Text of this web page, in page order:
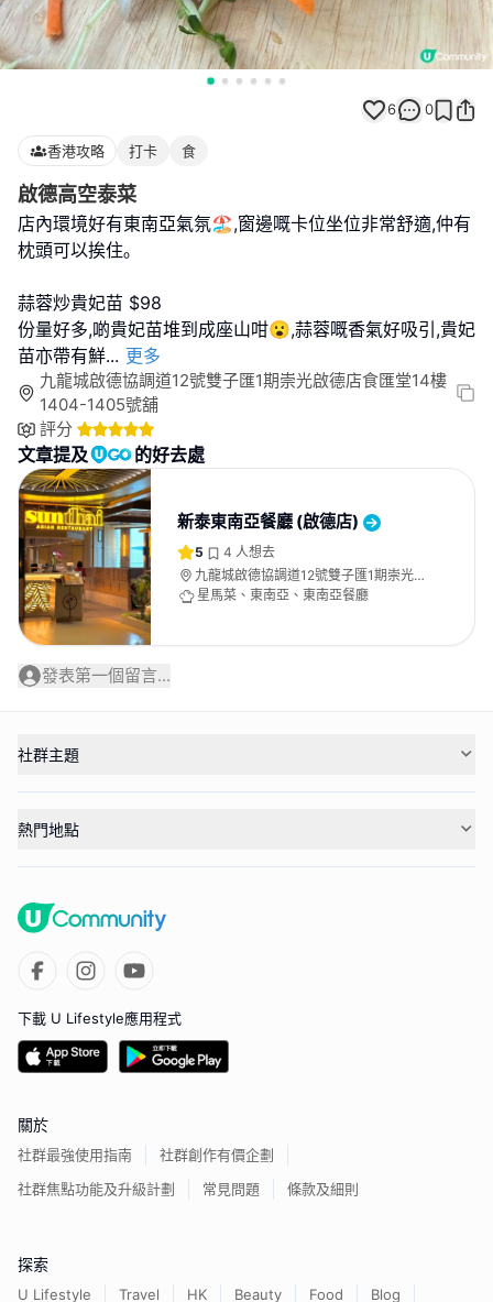
6 0
香港攻略 打卡 食
啟德高空泰菜
店內環境好有東南亞氣氛🏖,窗邊嘅卡位坐位非常舒適,仲有
枕頭可以挨住｡
蒜蓉炒貴妃苗 $98
份量好多,啲貴妃苗堆到成座山咁😮,蒜蓉嘅香氣好吸引,貴妃
苗亦帶有鮮... 更多
九龍城啟德協調道12號雙子匯1期崇光啟德店食匯堂14樓
1404-1405號舖
評分
文章提及 的好去處
新泰東南亞餐廳 (啟德店)
5 4 人想去
九龍城啟德協調道12號雙子匯1期崇光啟
德店食匯堂14樓1404-1405號舖
星馬菜、東南亞、東南亞餐廳
發表第一個留言...
社群主題
熱門地點
下載 U Lifestyle應用程式
關於
社群最強使用指南
社群創作有價企劃
社群焦點功能及升級計劃
常見問題 條款及細則
探索
U Lifestyle Travel HK Beauty Food Blog